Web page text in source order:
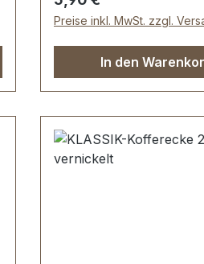
Stahl.Handgeschliffen.
Handpoliert.
Oberfläche mit
Kanten.Sehr stabil,
Reisetaschen, Holzkoffer
etc.Durchmesser: 15
8 mm-Die Beschläge der
Preise inkl. MwSt. zzgl.
In den